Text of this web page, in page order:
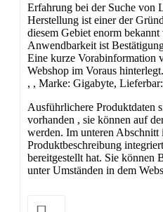
Erfahrung bei der Suche von
Herstellung ist einer der
diesem Gebiet enorm
Anwendbarkeit ist
Eine kurze Vorabinformation
Webshop im Voraus hinterlegt.
, , Marke: Gigabyte, Lieferbar:
Ausführlichere Produktdaten
vorhanden , sie können auf
werden. Im unteren Abschnitt
Produktbeschreibung
bereitgestellt hat. Sie können
unter Umständen in dem